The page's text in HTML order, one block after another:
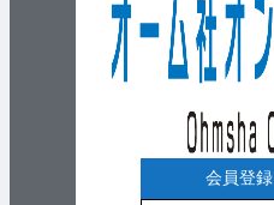
会員登録